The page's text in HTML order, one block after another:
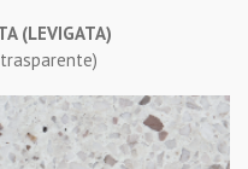
(LEVIGATA)